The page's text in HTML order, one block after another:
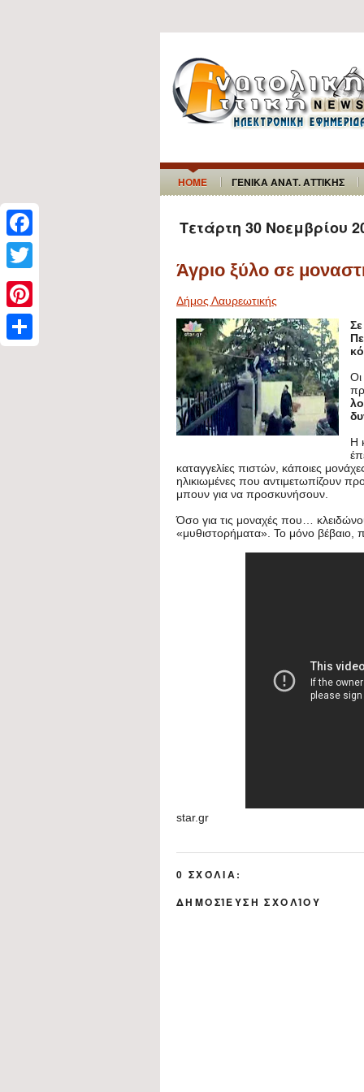
HOME ΓΕΝΙΚΑ ΑΝΑΤ. ΑΤΤΙΚΗΣ
Τετάρτη 30 Νοεμβρίου
Άγριο ξύλο σε
Δήμος Λαυρεωτικής
Η
καταγγελίες πιστών, κάποιες
ηλικιωμένες που αντιμετωπίζουν
μπουν για να προσκυνήσουν.
Όσο για τις μοναχές που…
«μυθιστορήματα». Το μόνο βέβαιο,
star.gr
0 ΣΧΌΛΙΑ:
ΔΗΜΟΣΊΕΥΣΗ ΣΧΟΛΊΟΥ
F
c
e
T
w
i
P
i